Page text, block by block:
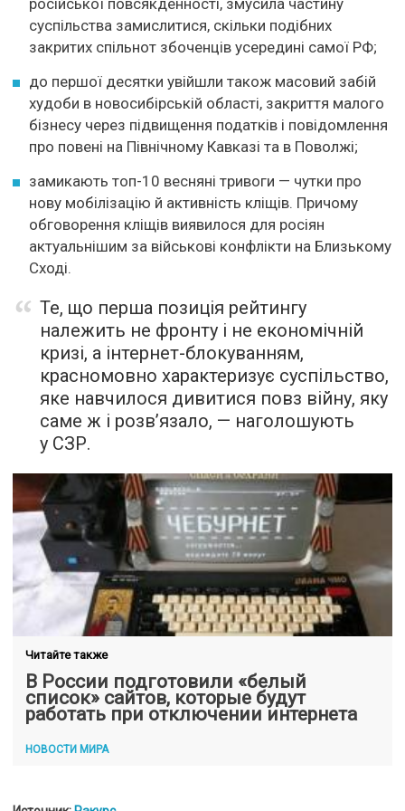
російської повсякденності, змусила частину
суспільства замислитися, скільки подібних
закритих спільнот збоченців усередині самої РФ;
до першої десятки увійшли також масовий забій
худоби в новосибірській області, закриття малого
бізнесу через підвищення податків і повідомлення
про повені на Північному Кавказі та в Поволжі;
замикають топ-10 весняні тривоги — чутки про
нову мобілізацію й активність кліщів. Причому
обговорення кліщів виявилося для росіян
актуальнішим за військові конфлікти на Близькому
Сході.
Те, що перша позиція рейтингу
належить не фронту і не економічній
кризі, а інтернет-блокуванням,
красномовно характеризує суспільство,
яке навчилося дивитися повз війну, яку
саме ж і розв’язало, — наголошують
у СЗР.
Читайте также
В России подготовили «белый
список» сайтов, которые будут
работать при отключении интернета
НОВОСТИ МИРА